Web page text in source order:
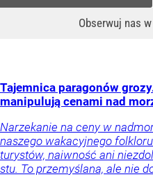
Obserwuj nas w
Tajemnica paragonów
manipulują cenami nad
Narzekanie na ceny w
naszego wakacyjnego
turystów, naiwność ani
stu. To przemyślana, ale nie